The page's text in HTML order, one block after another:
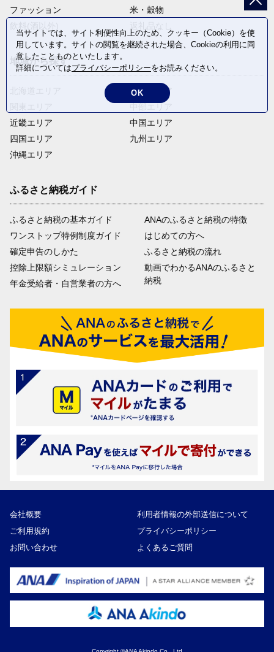
ファッション
米・穀物
地域から探す
近畿エリア
四国エリア
沖縄エリア
東北エリア
中国エリア
九州エリア
ふるさと納税ガイド
ふるさと納税の基本ガイド
ワンストップ特例制度ガイド
確定申告のしかた
控除上限額シミュレーション
年金受給者・自営業者の方へ
ANAのふるさと納税の特徴
はじめての方へ
ふるさと納税の流れ
動画でわかるANAのふるさと
納税
会社概要
利用者情報の外部送信について
ご利用規約
プライバシーポリシー
お問い合わせ
よくあるご質問
当サイトでは、サイト利便性向上のため、クッキー（Cookie）を使
用しています。サイトの閲覧を継続された場合、Cookieの利用に同
意したことものといたします。
詳細についてはプライバシーポリシーをお読みください。
OK